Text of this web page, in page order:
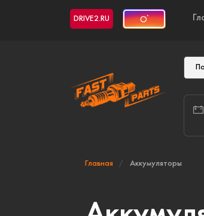
DRIVE2.RU
Главная Аккумуляторы